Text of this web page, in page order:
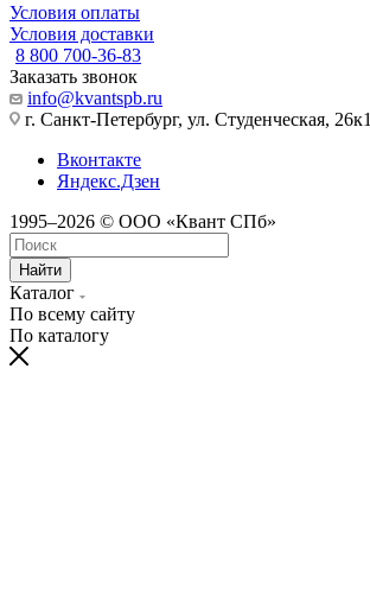
Условия оплаты
Условия доставки
8 800 700-36-83
Заказать звонок
info@kvantspb.ru
г. Санкт-Петербург, ул. Студенческая, 26к1
Вконтакте
Яндекс.Дзен
1995–2026 © ООО «Квант СПб»
Найти
Каталог
По всему сайту
По каталогу